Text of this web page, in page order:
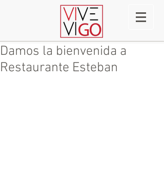
Damos la bienvenida a
Restaurante Esteban